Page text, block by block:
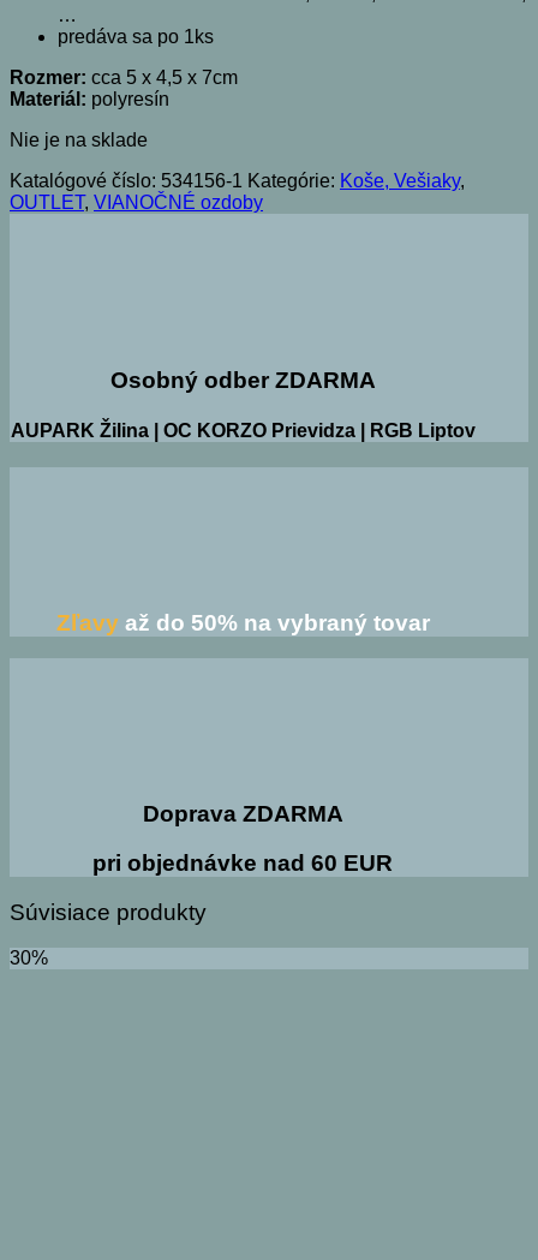
…
predáva sa po 1ks
Rozmer: cca 5 x 4,5 x 7cm
Materiál: polyresín
Nie je na sklade
Katalógové číslo: 534156-1 Kategórie: Koše, Vešiaky,
OUTLET, VIANOČNÉ ozdoby
Osobný odber ZDARMA
AUPARK Žilina | OC KORZO Prievidza | RGB Liptov
Zľavyaž do 50% na vybraný tovar
Doprava ZDARMA
pri objednávke nad 60 EUR
Súvisiace produkty
30%